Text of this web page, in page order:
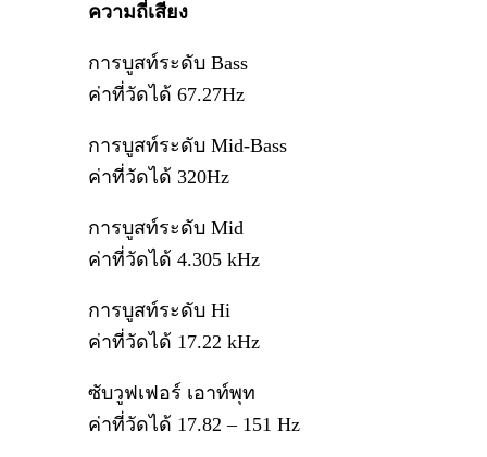
ความถี่เสียง
การบูสท์ระดับ Bass
ค่าที่วัดได้ 67.27Hz
การบูสท์ระดับ Mid-Bass
ค่าที่วัดได้ 320Hz
การบูสท์ระดับ Mid
ค่าที่วัดได้ 4.305 kHz
การบูสท์ระดับ Hi
ค่าที่วัดได้ 17.22 kHz
ซับวูฟเฟอร์ เอาท์พุท
ค่าที่วัดได้ 17.82 – 151 Hz